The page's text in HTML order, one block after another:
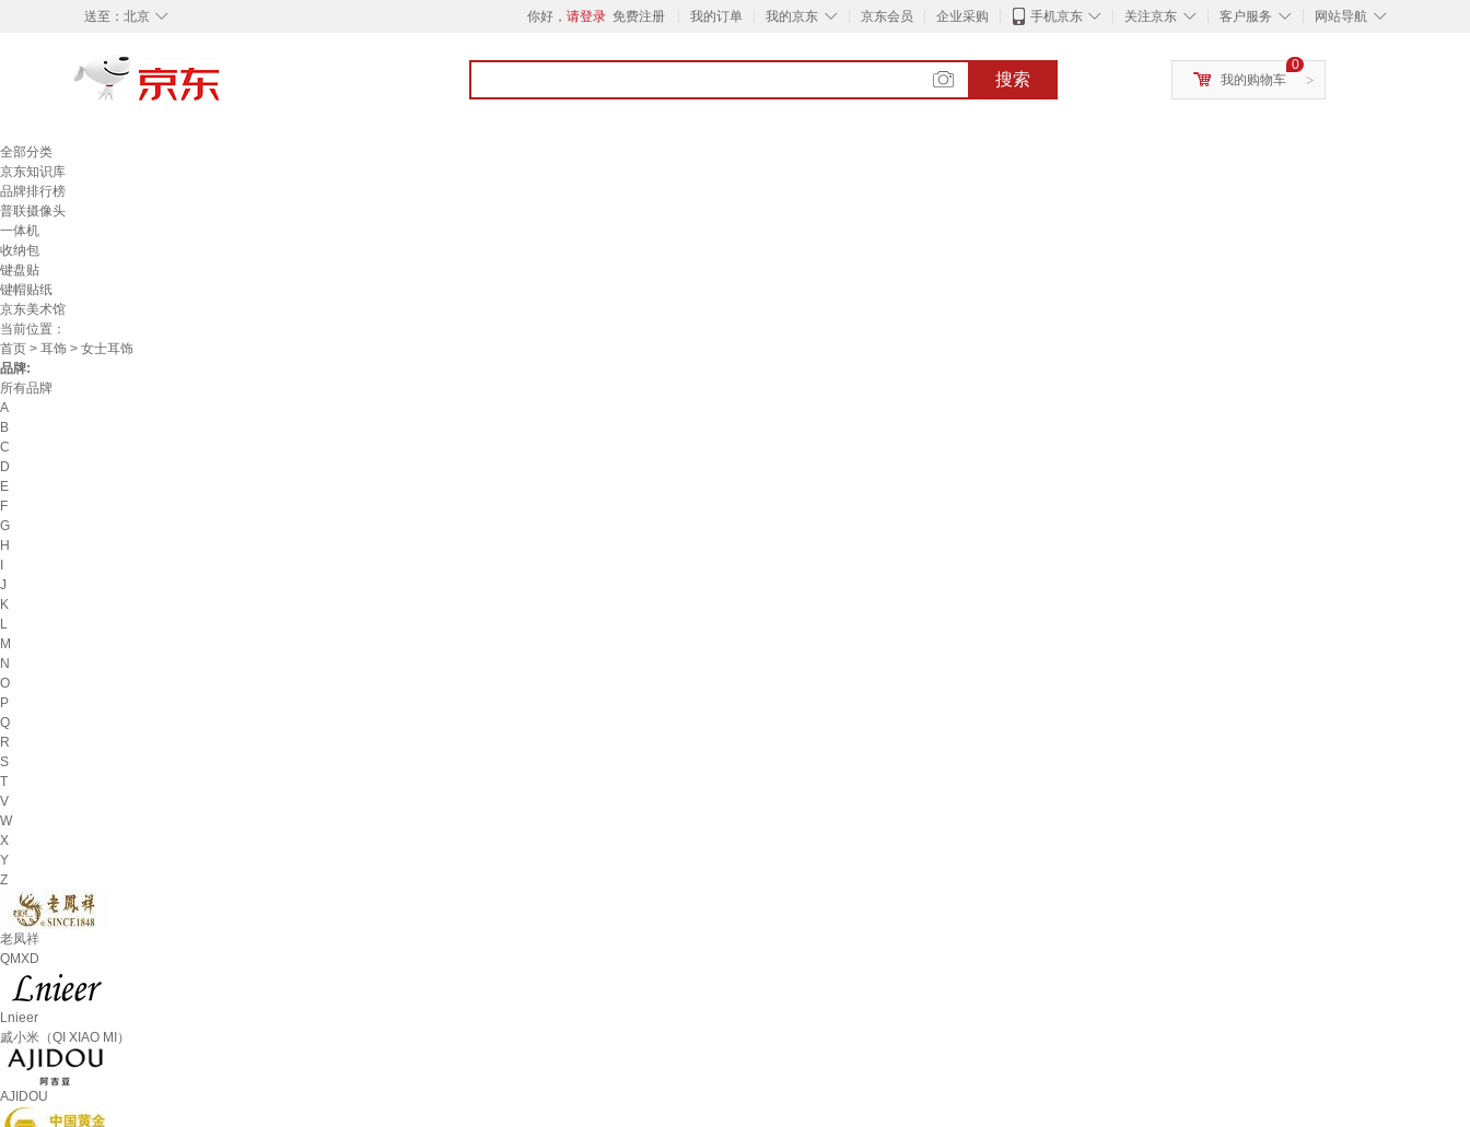
◇
送至： 北京 你好， 请登录 免费注册 我的订单 ◇
我的京东 京东会员 企业采购 ◇
手机京东 ◇
关注京东 ◇
客户服务 ◇
网站导航
搜索 >
0
我的购物车
全部分类
京东知识库
品牌排行榜
普联摄像头
一体机
收纳包
键盘贴
键帽贴纸
京东美术馆
当前位置：
首页 > 耳饰 > 女士耳饰
品牌:
所有品牌
A
B
C
D
E
F
G
H
J
K
L
M
N
O
P
Q
R
S
T
V
W
X
Y
Z
老凤祥
QMXD
Lnieer
戚小米（QI XIAO MI）
AJIDOU